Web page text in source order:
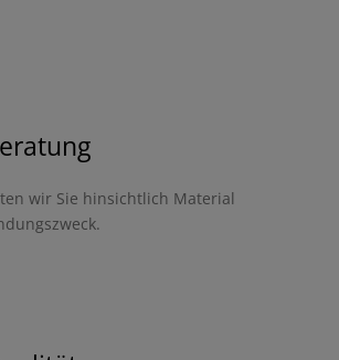
wir Sie hinsichtlich Material